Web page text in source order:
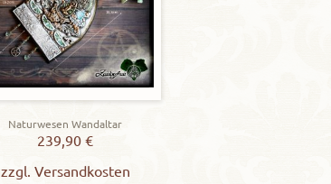
Naturwesen Wandaltar
239,90€
zzgl. Versandkosten